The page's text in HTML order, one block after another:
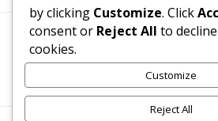
Termeni, Condiții & Protecția
by clicking Customize. Click
consent or Reject All to
cookies.
Customize
Reject All